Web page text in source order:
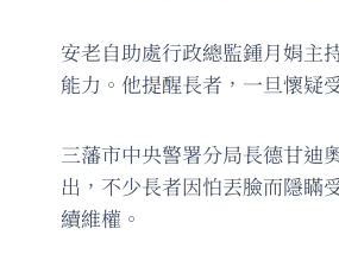
安老自助處行政總監鍾月娟主
能力。他提醒長者，一旦懷疑
三藩市中央警署分局長德甘迪
出，不少長者因怕丟臉而隱瞞
續維權。